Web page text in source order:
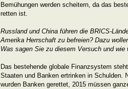
Bemühungen werden scheitern, da das
retten ist.
Russland und China führen die BRICS-
Amerika Herrschaft zu befreien? Dazu
Was sagen Sie zu diesem Versuch und wie
Das bestehende globale Finanzsystem
Staaten und Banken ertrinken in Schulden.
wurden Banken gerettet, 2015 müssen